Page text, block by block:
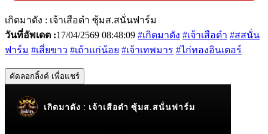
เกิดมาดัง : เจ้าเสือดำ ซุ้มส.สนั่นฟาร์ม
วันที่อัพเดต :17/04/2569 08:48:09 #เกิดมาดัง #เจ้าเสือดำ #สสนั่น
ฟาร์ม #เสี่ยขาว #เถ้าแก่น้อย #เจ้าเทพมาร #ไก่ทองอินเตอร์
คัดลอกลิ้งค์ เพื่อแชร์